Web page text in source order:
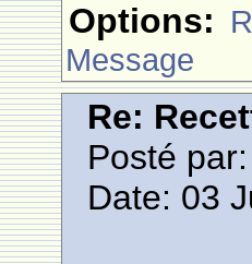
Options:
Message
Re:
Posté par:
Date: 03